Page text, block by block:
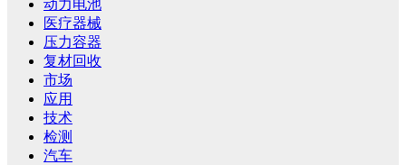
动力电池
医疗器械
压力容器
复材回收
市场
应用
技术
检测
汽车